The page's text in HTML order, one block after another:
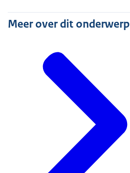
Meer over dit onderwerp